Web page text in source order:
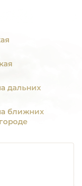
дальних
ближних